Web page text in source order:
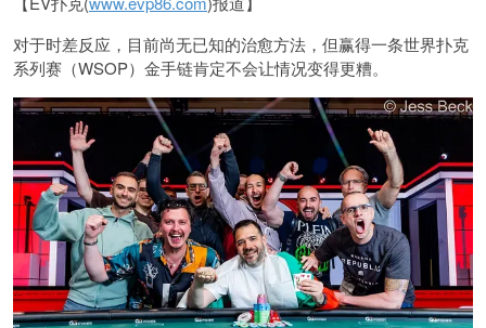
对于时差反应，目前尚无已知的治愈方法，但赢得一条世界扑克
系列赛（WSOP）金手链肯定不会让情况变得更糟。